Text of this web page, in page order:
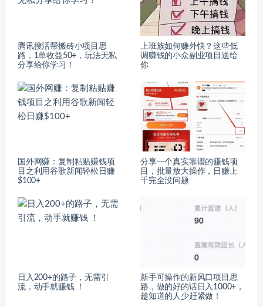
腾讯搜活帮搬砖小项目思
路，1单收益50+，玩法无私
分享给你学习！
上班族如何赚外快？这些低
调赚钱的小众副业项目送给
你
国外网赚：复制粘贴赚钱项
目之利用谷歌新闻轻松日赚
$100+
分享一个真实靠谱的赚钱项
目，批量放大操作，日赚上
千完全没问题
日入200+的路子，无需引
流，动手就赚钱 ！
新手可操作的新风口项目思
路，做的好的话日入1000+，
趁知道的人少赶紧做！